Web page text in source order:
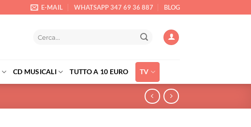
E-MAIL WHATSAPP 347 69 36 887 BLOG
CD MUSICALI TUTTO A 10 EURO TV